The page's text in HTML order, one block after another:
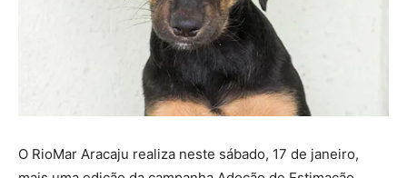
O RioMar Aracaju realiza neste sábado, 17 de janeiro,